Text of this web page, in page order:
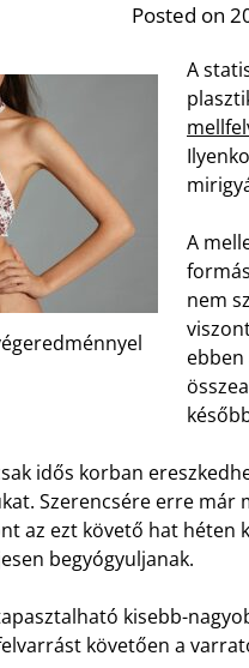
Posted on
A
A
nem
idős korban
Szerencsére erre már
az ezt követő hat
begyógyuljanak.
kisebb-
követően a